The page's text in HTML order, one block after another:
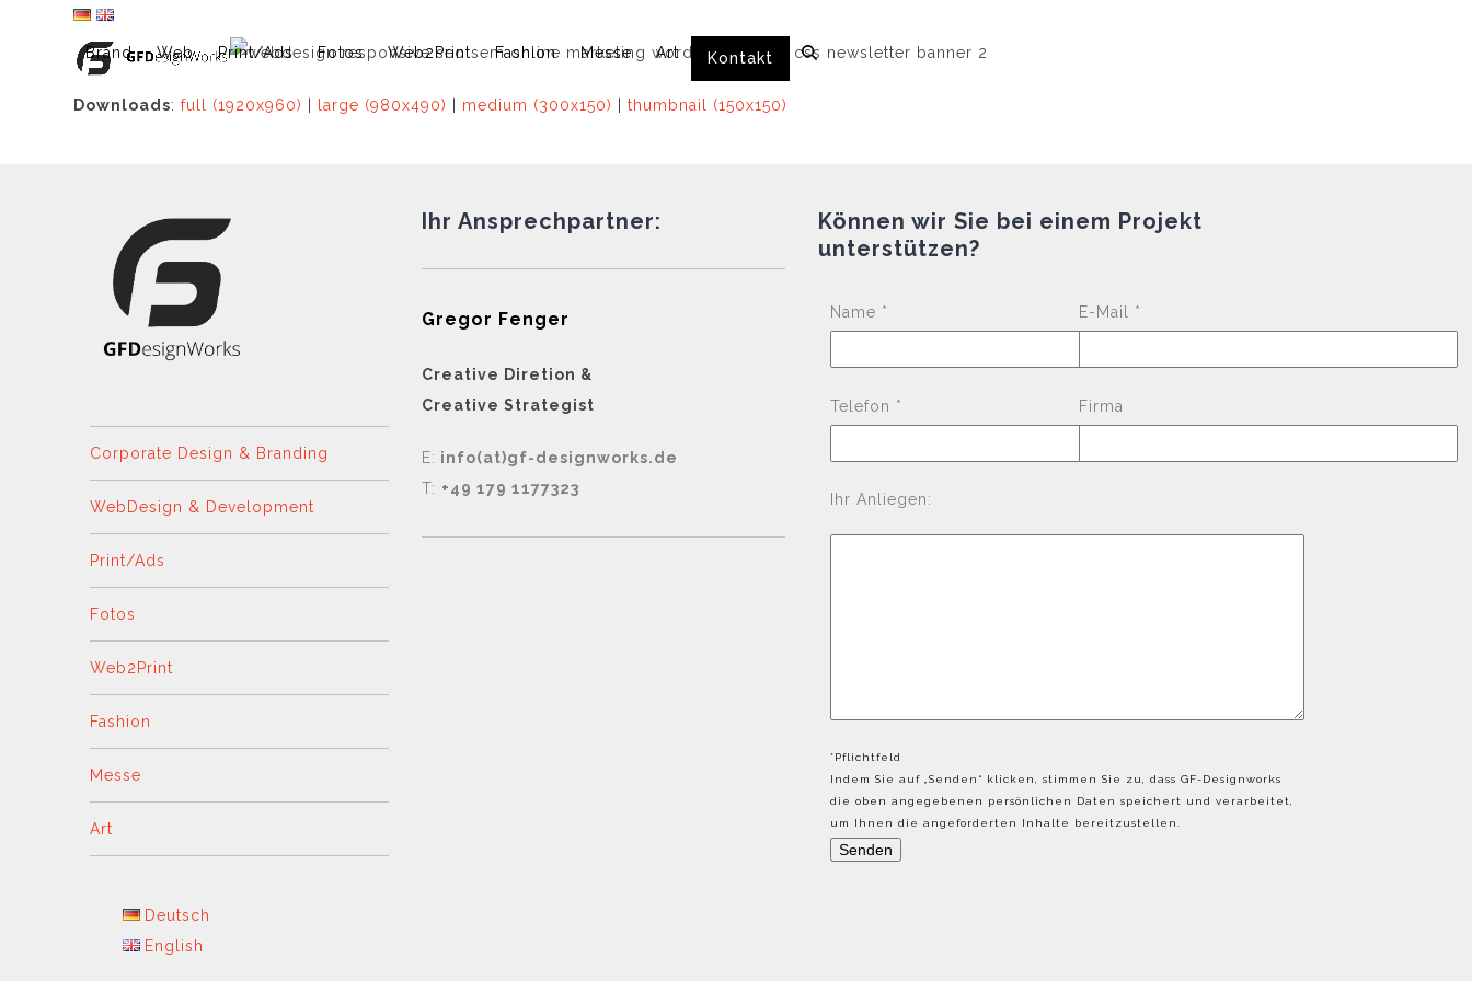
Brand Web Print/Ads Fotos Web2Print Fashion Messe Art Kontakt
Downloads:full (1920x960) large (980x490) medium (300x150) |thumbnail (150x150)
Corporate Design & Branding
WebDesign & Development
Print/Ads
Fotos
Web2Print
Fashion
Messe
Art
Deutsch
English
Ihr Ansprechpartner:
Gregor Fenger
Creative Diretion &
Creative Strategist
E: info(at)gf-designworks.de
T: +49 179 1177323
Können wir Sie bei einem Projekt
unterstützen?
Name * E-Mail *
Telefon * Firma
Ihr Anliegen:
*Pflichtfeld
Indem Sie auf „Senden“ klicken, stimmen Sie zu, dass GF-Designworks
die oben angegebenen persönlichen Daten speichert und verarbeitet,
um Ihnen die angeforderten Inhalte bereitzustellen.